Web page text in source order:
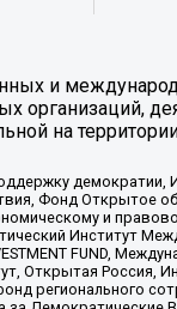
и
организаций,
на
демократии,
Фонд Открытое
и
Институт
FUND,
Открытая Россия,
регионального